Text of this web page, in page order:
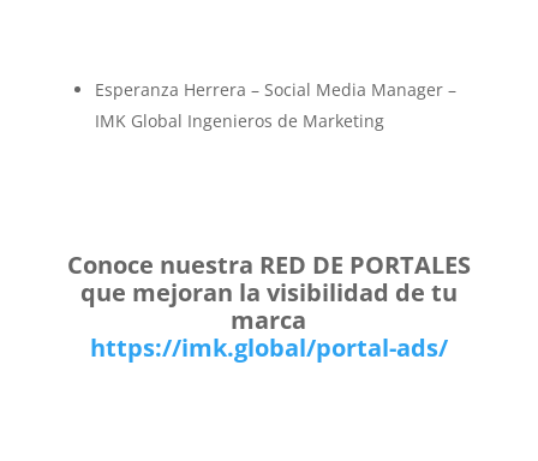
Esperanza Herrera – Social Media Manager –
IMK Global Ingenieros de Marketing
Conoce nuestra RED DE PORTALES
que mejoran la visibilidad de tu
marca
https://imk.global/portal-ads/